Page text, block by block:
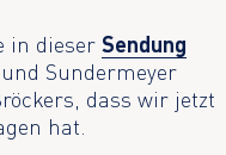
in dieserSendung
Sundermeyer
dass wir jetzt
hat.